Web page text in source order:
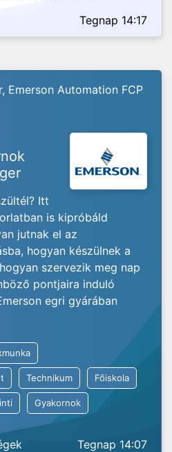
Tegnap 14:17
Emerson Automation FCP
Itt
is kipróbáld
jutnak el az
hogyan készülnek a
szervezik meg nap
pontjaira induló
egri gyárában
Technikum Főiskola
Gyakornok
Tegnap 14:07